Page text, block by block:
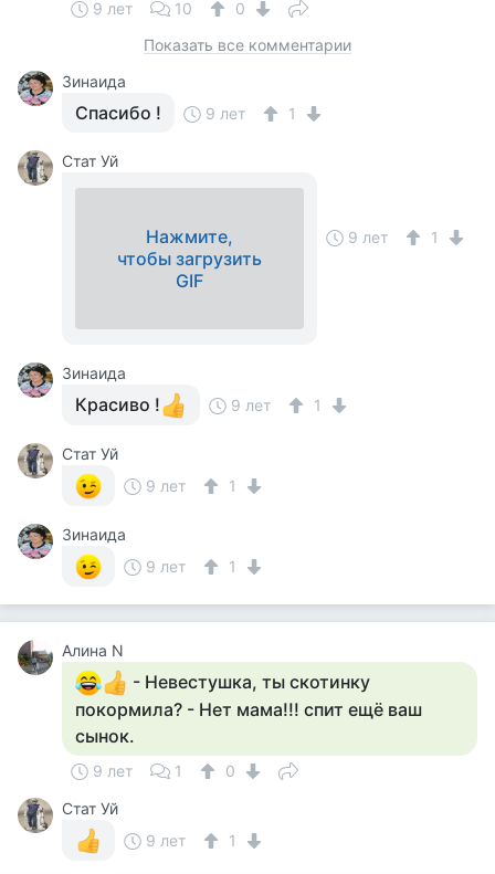
9 лет 10
0
Показать все комментарии
Зинаида
Спасибо ! 9 лет 1
Стат Уй
Нажмите,
чтобы загрузить
GIF
9 лет 1
Зинаида
Красиво ! 9 лет 1
Стат Уй
9 лет
1
Зинаида
9 лет
1
Алина N
- Невестушка, ты скотинку
покормила? - Нет мама!!! спит ещё ваш
сынок.
9 лет 1
0
Стат Уй
9 лет
1